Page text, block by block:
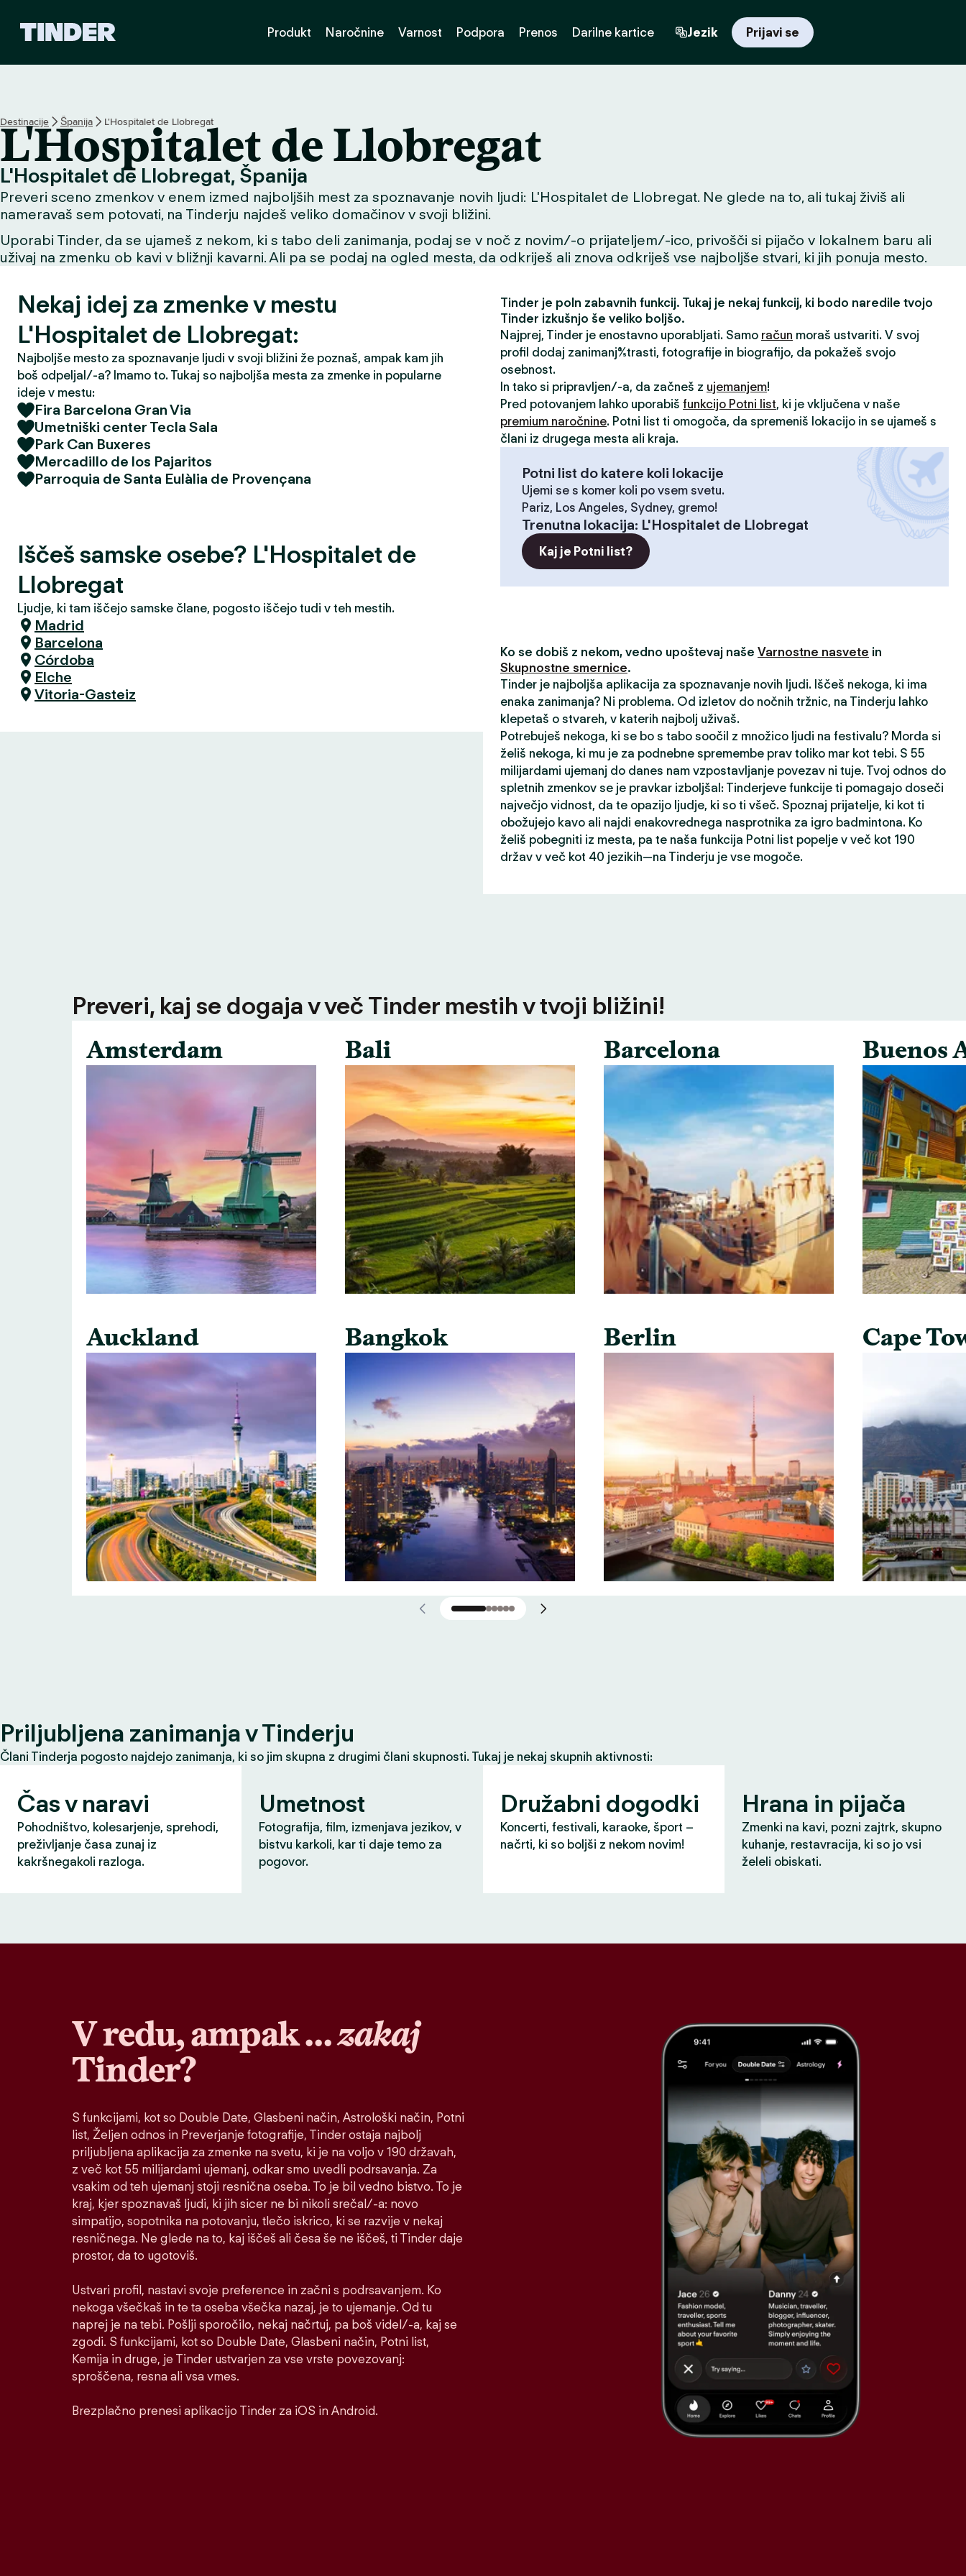
:
D
o
m
o
v
Produkt Naročnine Varnost Podpora Prenos Darilne kartice Jezik Prijavi se
Destinacije Španija L'Hospitalet de Llobregat
L'Hospitalet de Llobregat
L'Hospitalet de Llobregat, Španija
Preveri sceno zmenkov v enem izmed najboljših mest za spoznavanje novih ljudi: L'Hospitalet de Llobregat. Ne glede na to, ali tukaj živiš ali
nameravaš sem potovati, na Tinderju najdeš veliko domačinov v svoji bližini.
Uporabi Tinder, da se ujameš z nekom, ki s tabo deli zanimanja, podaj se v noč z novim/-o prijateljem/-ico, privošči si pijačo v lokalnem baru ali
uživaj na zmenku ob kavi v bližnji kavarni. Ali pa se podaj na ogled mesta, da odkriješ ali znova odkriješ vse najboljše stvari, ki jih ponuja mesto.
Nekaj idej za zmenke v mestu
L'Hospitalet de Llobregat:
Najboljše mesto za spoznavanje ljudi v svoji bližini že poznaš, ampak kam jih
boš odpeljal/-a? Imamo to. Tukaj so najboljša mesta za zmenke in popularne
ideje v mestu:
Fira Barcelona Gran Via
Umetniški center Tecla Sala
Park Can Buxeres
Mercadillo de los Pajaritos
Parroquia de Santa Eulàlia de Provençana
Iščeš samske osebe? L'Hospitalet de
Llobregat
Ljudje, ki tam iščejo samske člane, pogosto iščejo tudi v teh mestih.
Madrid
Barcelona
Córdoba
Elche
Vitoria-Gasteiz
Tinder je poln zabavnih funkcij. Tukaj je nekaj funkcij, ki bodo naredile tvojo
Tinder izkušnjo še veliko boljšo.
Najprej, Tinder je enostavno uporabljati. Samo račun moraš ustvariti. V svoj
profil dodaj zanimanja/strasti, fotografije in biografijo, da pokažeš svojo
osebnost.
In tako si pripravljen/-a, da začneš z ujemanjem!
Pred potovanjem lahko uporabiš funkcijo Potni list, ki je vključena v naše
premium naročnine. Potni list ti omogoča, da spremeniš lokacijo in se ujameš s
člani iz drugega mesta ali kraja.
Potni list do katere koli lokacije
Ujemi se s komer koli po vsem svetu.
Pariz, Los Angeles, Sydney, gremo!
Trenutna lokacija: L'Hospitalet de Llobregat
Kaj je Potni list?
Ko se dobiš z nekom, vedno upoštevaj naše Varnostne nasvete in
Skupnostne smernice.
Tinder je najboljša aplikacija za spoznavanje novih ljudi. Iščeš nekoga, ki ima
enaka zanimanja? Ni problema. Od izletov do nočnih tržnic, na Tinderju lahko
klepetaš o stvareh, v katerih najbolj uživaš.
Potrebuješ nekoga, ki se bo s tabo soočil z množico ljudi na festivalu? Morda si
želiš nekoga, ki mu je za podnebne spremembe prav toliko mar kot tebi. S 55
milijardami ujemanj do danes nam vzpostavljanje povezav ni tuje. Tvoj odnos do
spletnih zmenkov se je pravkar izboljšal: Tinderjeve funkcije ti pomagajo doseči
največjo vidnost, da te opazijo ljudje, ki so ti všeč. Spoznaj prijatelje, ki kot ti
obožujejo kavo ali najdi enakovrednega nasprotnika za igro badmintona. Ko
želiš pobegniti iz mesta, pa te naša funkcija Potni list popelje v več kot 190
držav v več kot 40 jezikih—na Tinderju je vse mogoče.
Preveri, kaj se dogaja v več Tinder mestih v tvoji bližini!
Amsterdam
Auckland
Bali
Bangkok
Barcelona
Berlin
Buenos
Cape
Priljubljena zanimanja v Tinderju
Člani Tinderja pogosto najdejo zanimanja, ki so jim skupna z drugimi člani skupnosti. Tukaj je nekaj skupnih aktivnosti:
Čas v naravi
Pohodništvo, kolesarjenje, sprehodi,
preživljanje časa zunaj iz
kakršnegakoli razloga.
Umetnost
Fotografija, film, izmenjava jezikov, v
bistvu karkoli, kar ti daje temo za
pogovor.
Družabni dogodki
Koncerti, festivali, karaoke, šport –
načrti, ki so boljši z nekom novim!
Hrana in pijača
Zmenki na kavi, pozni zajtrk, skupno
kuhanje, restavracija, ki so jo vsi
želeli obiskati.
V redu, ampak …zakaj
Tinder?
S funkcijami, kot so Double Date, Glasbeni način, Astrološki način, Potni
list, Željen odnos in Preverjanje fotografije, Tinder ostaja najbolj
priljubljena aplikacija za zmenke na svetu, ki je na voljo v 190 državah,
z več kot 55 milijardami ujemanj, odkar smo uvedli podrsavanja. Za
vsakim od teh ujemanj stoji resnična oseba. To je bil vedno bistvo. To je
kraj, kjer spoznavaš ljudi, ki jih sicer ne bi nikoli srečal/-a: novo
simpatijo, sopotnika na potovanju, tlečo iskrico, ki se razvije v nekaj
resničnega. Ne glede na to, kaj iščeš ali česa še ne iščeš, ti Tinder daje
prostor, da to ugotoviš.
Ustvari profil, nastavi svoje preference in začni s podrsavanjem. Ko
nekoga všečkaš in te ta oseba všečka nazaj, je to ujemanje. Od tu
naprej je na tebi. Pošlji sporočilo, nekaj načrtuj, pa boš videl/-a, kaj se
zgodi. S funkcijami, kot so Double Date, Glasbeni način, Potni list,
Kemija in druge, je Tinder ustvarjen za vse vrste povezovanj:
sproščena, resna ali vsa vmes.
Brezplačno prenesi aplikacijo Tinder za iOS in Android.